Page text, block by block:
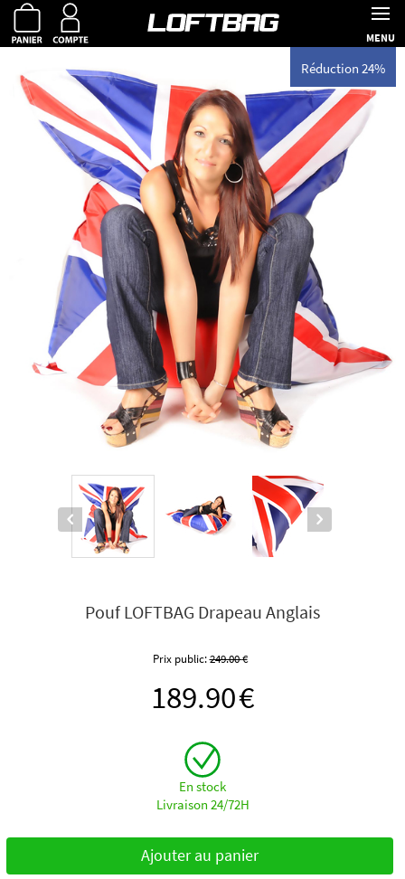
MENU
Réduction 24%
Pouf LOFTBAG Drapeau Anglais
Prix public:249.00€
189.90€
En stock
Livraison 24/72H
Ajouter au panier